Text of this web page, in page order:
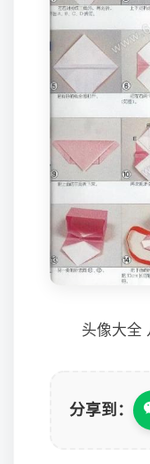
头像大全
分享到：